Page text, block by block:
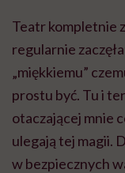
Teatr kompletnie
regularnie
„miękkiemu”
prostu być. Tu i
otaczającej mnie
ulegają tej magii.
w bezpiecznych